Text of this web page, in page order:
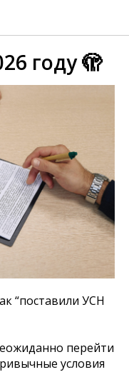
году 🫣
“поставили УСН
перейти
условия